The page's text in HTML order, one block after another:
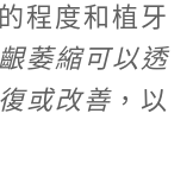
程度和植牙
萎縮可以透
或改善 ，以